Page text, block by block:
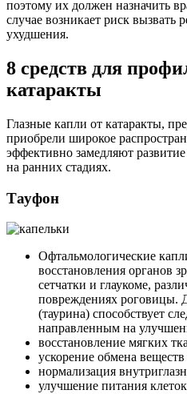
поэтому их должен назначить
случае возникает риск вызвать
ухудшения.
8 средств для
катаракты
Глазные капли от катаракты,
приобрели широкое
эффективно замедляют
на ранних стадиях.
Тауфон
Офтальмологические
восстановления органов
сетчатки и глаукоме,
повреждениях роговицы.
(таурина) способствует
направленным на
восстановление мягких
ускорение обмена
нормализация
улучшение питания